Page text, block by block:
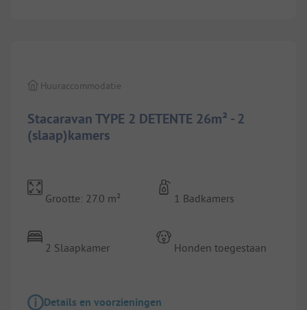
Stacaravan TYPE 2 DETENTE 26m² - 2
(slaap)kamers
Huuraccommodatie
Grootte: 27.0 m²
2 Slaapkamer
1 Badkamers
Honden toegestaan
Details en voorzieningen